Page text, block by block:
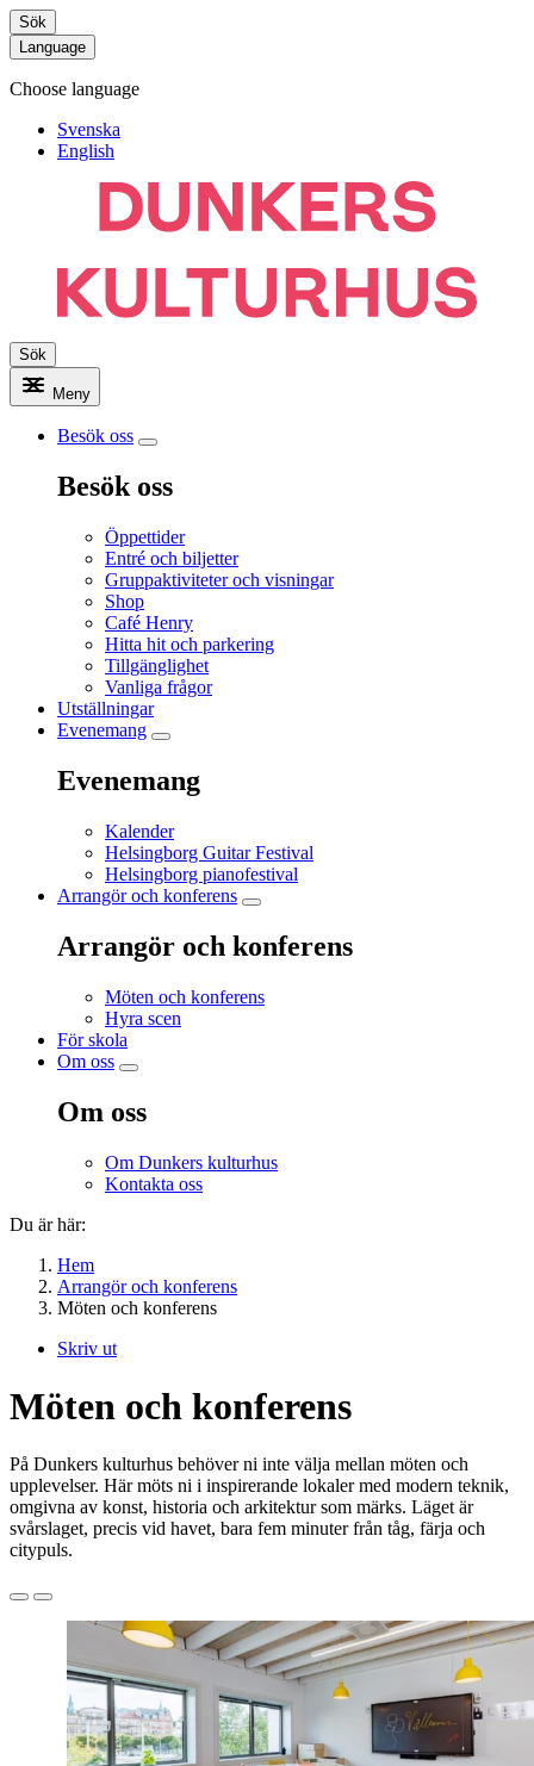
Sök
Language
Choose language
Svenska
English
Sök
Meny
Besök oss
Besök oss
Öppettider
Entré och biljetter
Gruppaktiviteter och visningar
Shop
Café Henry
Hitta hit och parkering
Tillgänglighet
Vanliga frågor
Utställningar
Evenemang
Evenemang
Kalender
Helsingborg Guitar Festival
Helsingborg pianofestival
Arrangör och konferens
Arrangör och konferens
Möten och konferens
Hyra scen
För skola
Om oss
Om oss
Om Dunkers kulturhus
Kontakta oss
Du är här:
Hem
Arrangör och konferens
Möten och konferens
Skriv ut
Möten och konferens
På Dunkers kulturhus behöver ni inte välja mellan möten och
upplevelser. Här möts ni i inspirerande lokaler med modern teknik,
omgivna av konst, historia och arkitektur som märks. Läget är
svårslaget, precis vid havet, bara fem minuter från tåg, färja och
citypuls.